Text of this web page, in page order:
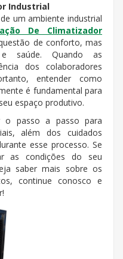
Industrial
um ambiente industrial
De Climatizador
de conforto, mas
saúde. Quando as
dos colaboradores
entender como
é fundamental para
espaço produtivo.
o passo a passo para
além dos cuidados
esse processo. Se
as condições do seu
saber mais sobre os
continue conosco e